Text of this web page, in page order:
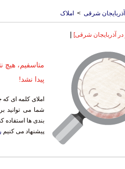
آذربایجان شرقی > املاک
آذربایجان شرقی] |
متاسفیم، هیچ
پیدا نشد!
املای کلمه ای که
شما می توانید
بندی ها استفاده
پیشنهاد می کنیم